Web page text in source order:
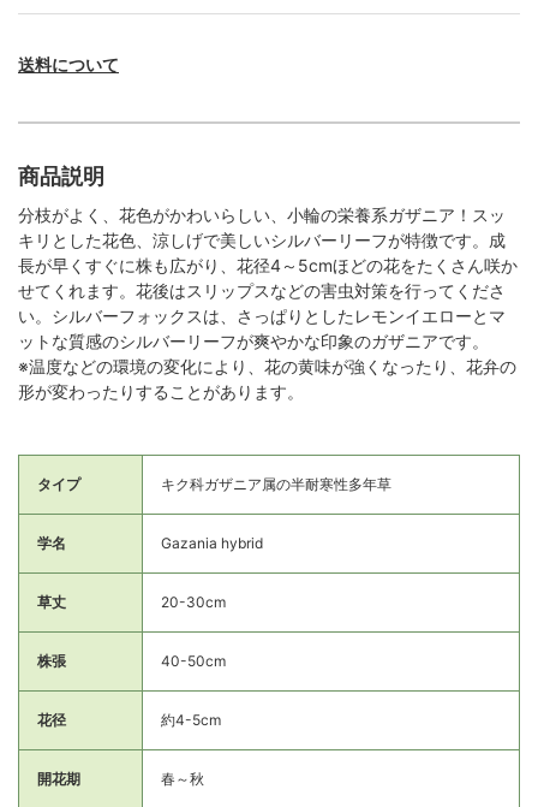
送料について
商品説明
分枝がよく、花色がかわいらしい、小輪の栄養系ガザニア！スッ
キリとした花色、涼しげで美しいシルバーリーフが特徴です。成
長が早くすぐに株も広がり、花径4～5cmほどの花をたくさん咲か
せてくれます。花後はスリップスなどの害虫対策を行ってくださ
い。シルバーフォックスは、さっぱりとしたレモンイエローとマ
ットな質感のシルバーリーフが爽やかな印象のガザニアです。
※温度などの環境の変化により、花の黄味が強くなったり、花弁の
形が変わったりすることがあります。
タイプ キク科ガザニア属の半耐寒性多年草
学名 Gazania hybrid
草丈 20-30cm
株張 40-50cm
花径 約4-5cm
開花期 春～秋